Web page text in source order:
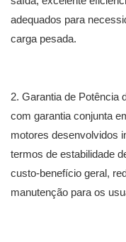
adequados para
carga pesada.
2. Garantia de Potência
com garantia conjunta
motores desenvolvidos
termos de estabilidade
custo-benefício geral,
manutenção para os